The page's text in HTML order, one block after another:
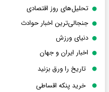
تحلیل‌های روز اقتصادی
جنجالی‌ترین اخبار حوادث
دنیای ورزش
اخبار ایران و جهان
تاریخ را ورق بزنید
خرید پنکه اقساطی